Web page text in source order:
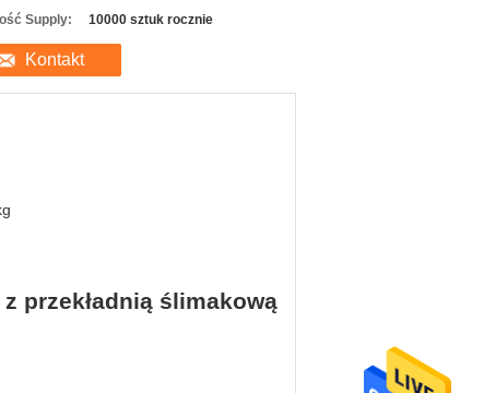
Supply:
10000 sztuk rocznie
Kontakt
przekładnią ślimakową